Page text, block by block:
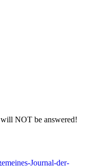
NOT be answered!